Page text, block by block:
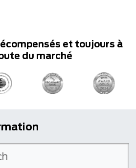
et toujours à
du marché